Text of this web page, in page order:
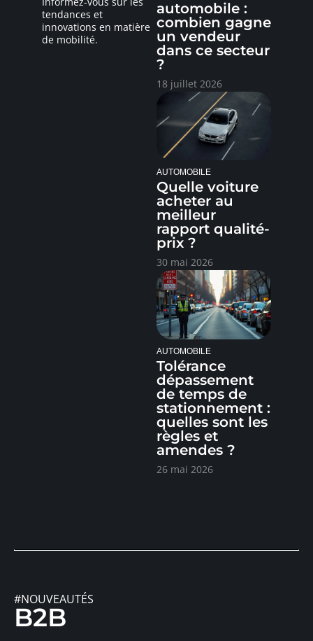
tendances et
innovations en matière
de mobilité.
automobile :
combien gagne
un vendeur
dans ce secteur
?
18 juillet 2026
AUTOMOBILE
Quelle voiture
acheter au
meilleur
rapport qualité-
prix ?
30 mai 2026
AUTOMOBILE
Tolérance
dépassement
de temps de
stationnement :
quelles sont les
règles et
amendes ?
26 mai 2026
#NOUVEAUTÉS
B2B